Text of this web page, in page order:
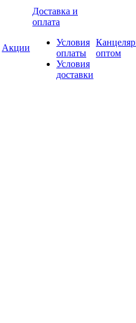
Акции
Доставка и
оплата
Условия
оплаты
Условия
доставки
оптом